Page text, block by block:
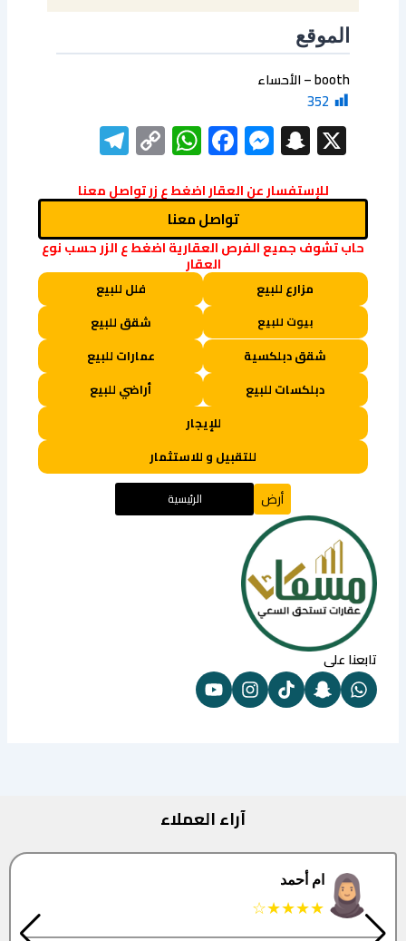
الموقع
booth – الأحساء
352
X
Snapchat
Messenger
Facebook
WhatsApp
Copy
Link
للإستفسار عن العقار اضغط ع زر تواصل معنا
تواصل معنا
حاب تشوف جميع الفرص العقارية اضغط ع الزر حسب نوع
العقار
مزارع للبيع فلل للبيع
بيوت للبيع
شقق للبيع
شقق دبلكسية
عمارات للبيع
دبلكسات للبيع
أراضي للبيع
للإيجار
للتقبيل و للاستثمار
أرض الرئيسية
تابعنا على
آراء العملاء
البتول
★★★★★